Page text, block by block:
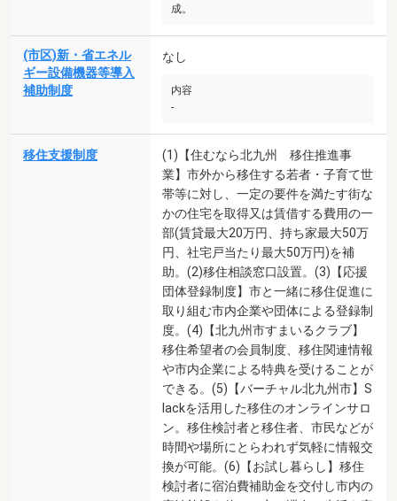
成。
(市区)新・省エネル
ギー設備機器等導入
補助制度
なし
内容
-
移住支援制度
(1)【住むなら北九州 移住推進事
業】市外から移住する若者・子育て世
帯等に対し、一定の要件を満たす街な
かの住宅を取得又は賃借する費用の一
部(賃貸最大20万円、持ち家最大50万
円、社宅戸当たり最大50万円)を補
助。(2)移住相談窓口設置。(3)【応援
団体登録制度】市と一緒に移住促進に
取り組む市内企業や団体による登録制
度。(4)【北九州市すまいるクラブ】
移住希望者の会員制度、移住関連情報
や市内企業による特典を受けることが
できる。(5)【バーチャル北九州市】S
lackを活用した移住のオンラインサロ
ン。移住検討者と移住者、市民などが
時間や場所にとらわれず気軽に情報交
換が可能。(6)【お試し暮らし】移住
検討者に宿泊費補助金を交付し市内の